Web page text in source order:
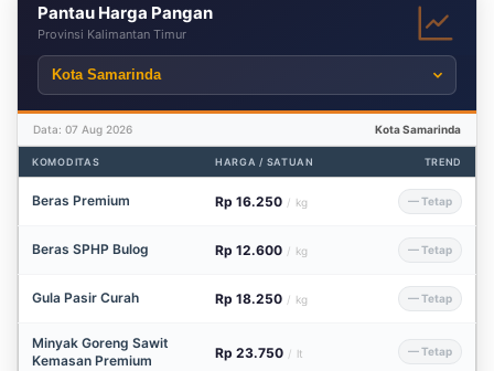
Pantau Harga Pangan
Provinsi Kalimantan Timur
Data: 07 Aug 2026 Kota Samarinda
KOMODITAS HARGA / SATUAN TREND
Beras Premium Rp 16.250 / kg — Tetap
Beras SPHP Bulog Rp 12.600 / kg — Tetap
Gula Pasir Curah Rp 18.250 / kg — Tetap
Minyak Goreng Sawit
Kemasan Premium
Rp 23.750 / lt — Tetap